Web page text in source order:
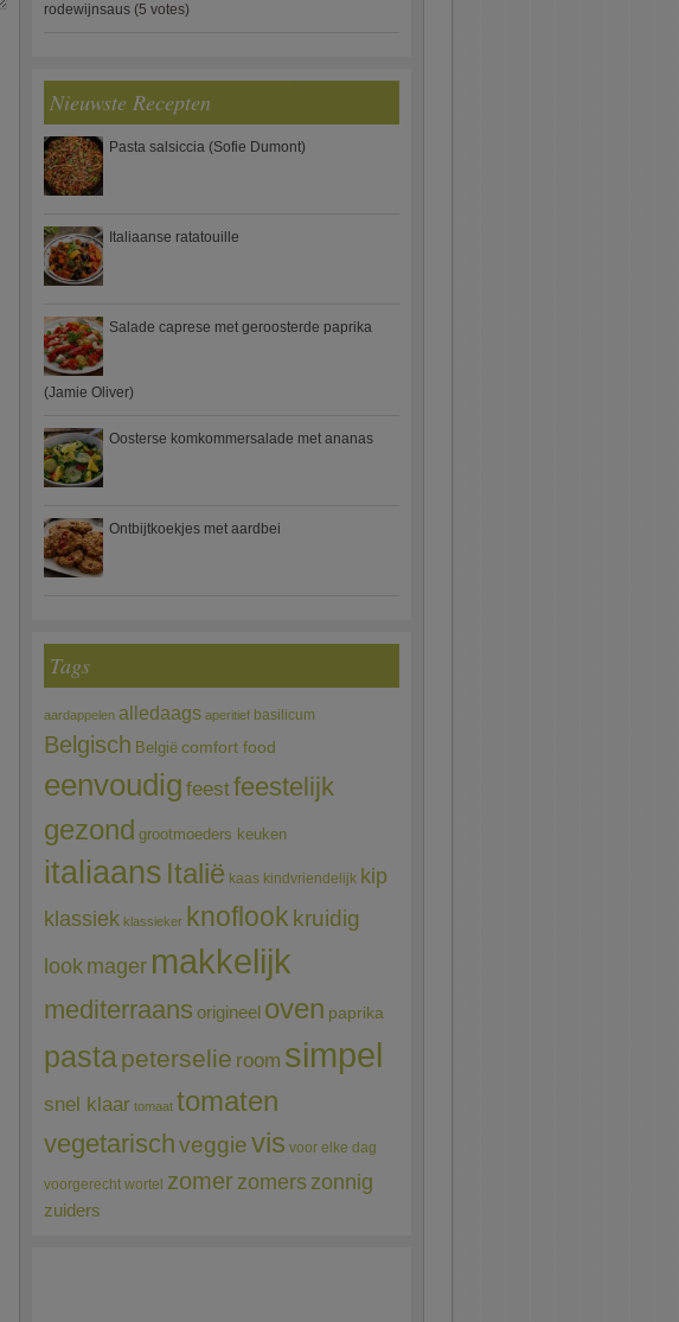
rodewijnsaus (5 votes)
Nieuwste Recepten
Pasta salsiccia (Sofie Dumont)
Italiaanse ratatouille
Salade caprese met geroosterde paprika
(Jamie Oliver)
Oosterse komkommersalade met ananas
Ontbijtkoekjes met aardbei
Tags
aardappelen alledaags aperitief basilicum
Belgisch België comfort food
eenvoudig feestfeestelijk
gezond grootmoeders keuken
italiaans Italië kaas kindvriendelijk kip
klassiek klassieker knoflook kruidig
look mager makkelijk
mediterraans origineel oven paprika
pastapeterselie room simpel
snel klaar tomaat tomaten
vegetarischveggievis voor elke dag
voorgerecht wortel zomerzomerszonnig
zuiders